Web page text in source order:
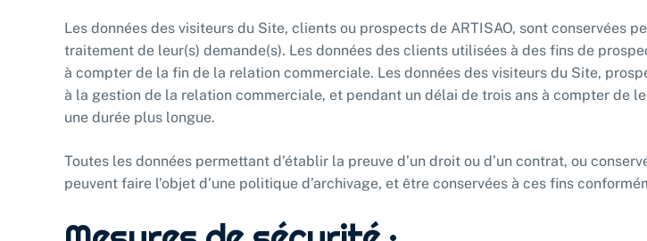
Les données des visiteurs du Site, clients ou prospects de ARTISAO, sont conservées
traitement de leur(s) demande(s). Les données des clients utilisées à des fins de
à compter de la fin de la relation commerciale. Les données des visiteurs du Site,
à la gestion de la relation commerciale, et pendant un délai de trois ans à compter
une durée plus longue.
Toutes les données permettant d’établir la preuve d’un droit ou d’un contrat, ou
peuvent faire l’objet d’une politique d’archivage, et être conservées à ces fins